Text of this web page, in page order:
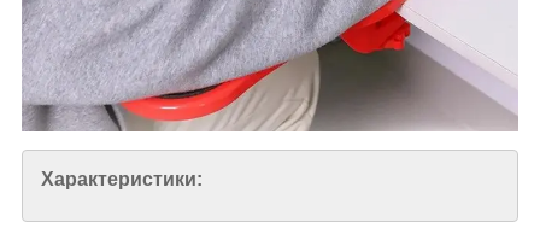
Характеристики: